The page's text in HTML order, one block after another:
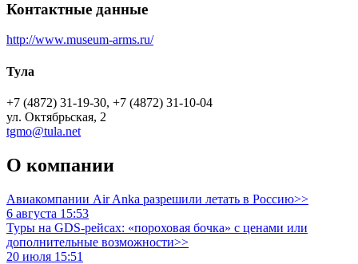
Контактные данные
http://www.museum-arms.ru/
Тула
+7 (4872) 31-19-30, +7 (4872) 31-10-04
ул. Октябрьская, 2
tgmo@tula.net
О компании
Авиакомпании Air Anka разрешили летать в Россию>>
6 августа 15:53
Туры на GDS-рейсах: «пороховая бочка» с ценами или
дополнительные возможности>>
20 июля 15:51